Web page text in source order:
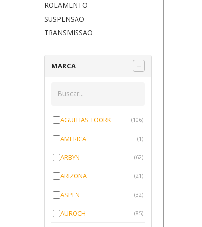
ROLAMENTO
SUSPENSAO
TRANSMISSAO
MARCA
AGULHAS TOORK (106)
AMERICA (1)
ARBYN (62)
ARIZONA (21)
ASPEN (32)
AUROCH (85)